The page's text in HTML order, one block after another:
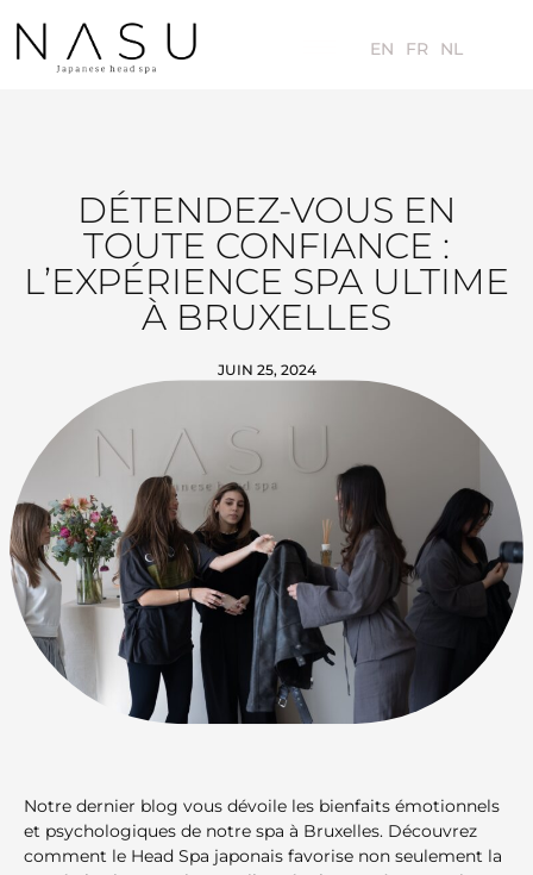
EN FR NL
DÉTENDEZ-VOUS EN
TOUTE CONFIANCE :
L’EXPÉRIENCE SPA ULTIME
À BRUXELLES
JUIN 25, 2024
Notre dernier blog vous dévoile les bienfaits émotionnels
et psychologiques de notre spa à Bruxelles. Découvrez
comment le Head Spa japonais favorise non seulement la